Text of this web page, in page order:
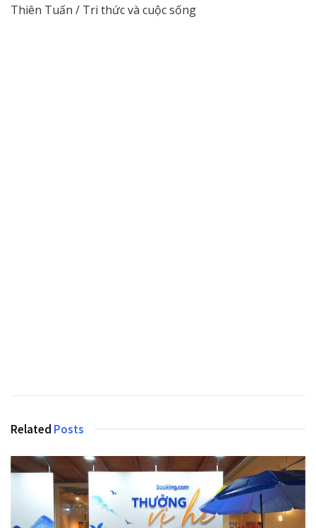
Thiên Tuấn / Tri thức và cuộc sống
Related Posts